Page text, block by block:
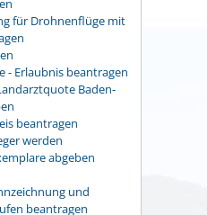
für Drohnenflüge mit
- Erlaubnis beantragen
Baden-
beantragen
werden
abgeben
und
beantragen